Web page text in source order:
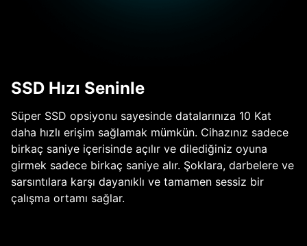
SSD Hızı Seninle
Süper SSD opsiyonu sayesinde datalarınıza 10 Kat
daha hızlı erişim sağlamak mümkün. Cihazınız sadece
birkaç saniye içerisinde açılır ve dilediğiniz oyuna
girmek sadece birkaç saniye alır. Şoklara, darbelere ve
sarsıntılara karşı dayanıklı ve tamamen sessiz bir
çalışma ortamı sağlar.